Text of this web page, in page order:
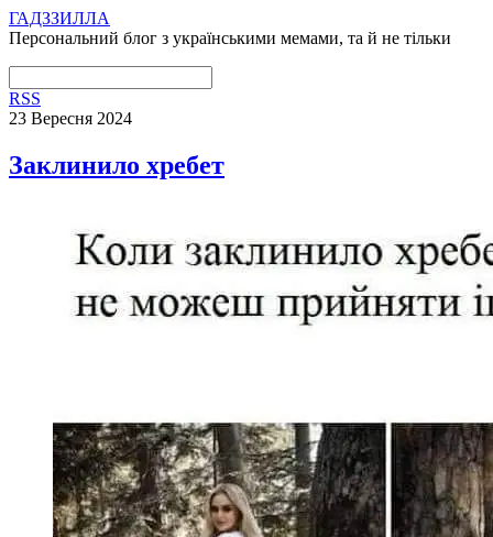
ГАДЗЗИЛЛА
Персональний блог з українськими мемами, та й не тільки
RSS
23 Вересня 2024
Заклинило хребет